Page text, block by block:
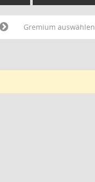
Gremium auswählen